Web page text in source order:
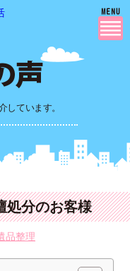
しています。
処分のお客様
品整理